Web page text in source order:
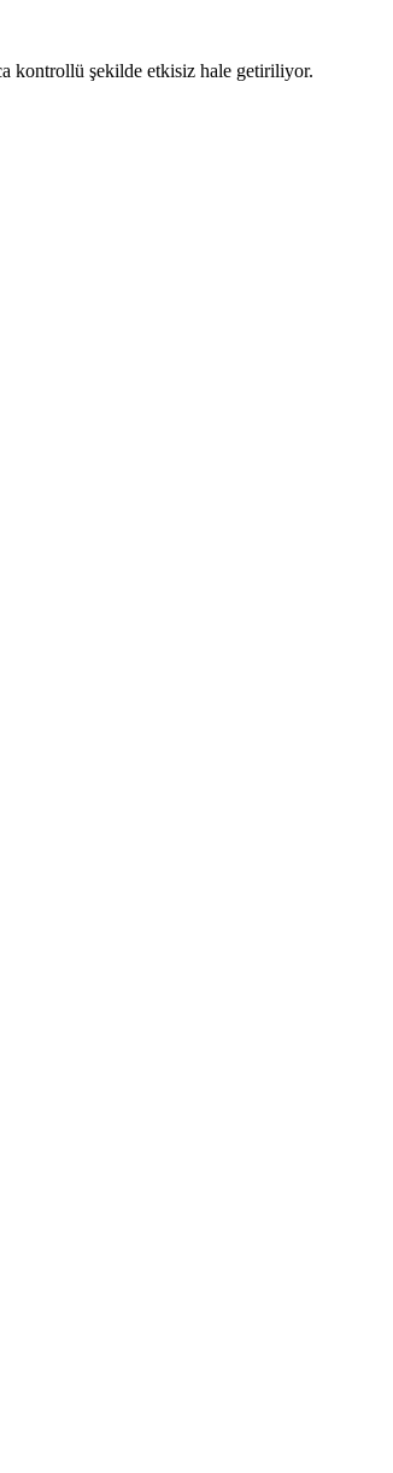
kontrollü şekilde etkisiz hale getiriliyor.